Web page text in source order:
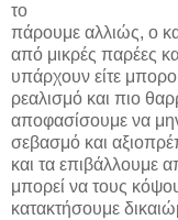
το
πάρουμε αλλιώς, ο
από μικρές παρέες
υπάρχουν είτε
ρεαλισμό και πιο
αποφασίσουμε να
σεβασμό και
και τα επιβάλλουμε
μπορεί να τους
κατακτήσουμε